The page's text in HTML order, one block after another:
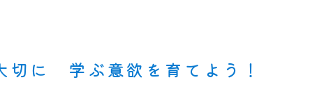
切に 学ぶ意欲を育てよう！